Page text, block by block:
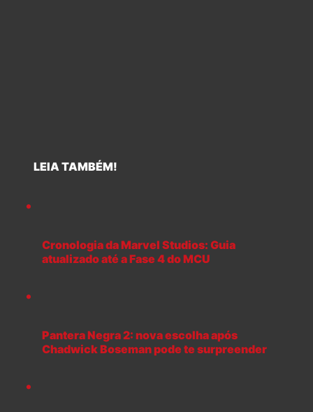
LEIA TAMBÉM!
Cronologia da Marvel Studios: Guia
atualizado até a Fase 4 do MCU
Pantera Negra 2: nova escolha após
Chadwick Boseman pode te surpreender